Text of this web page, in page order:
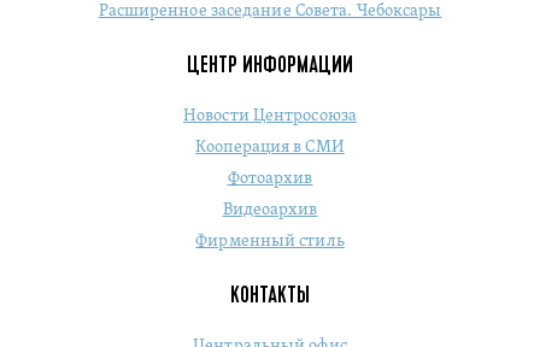
Расширенное заседание Совета. Чебоксары
ЦЕНТР ИНФОРМАЦИИ
Новости Центросоюза
Кооперация в СМИ
Фотоархив
Видеоархив
Фирменный стиль
КОНТАКТЫ